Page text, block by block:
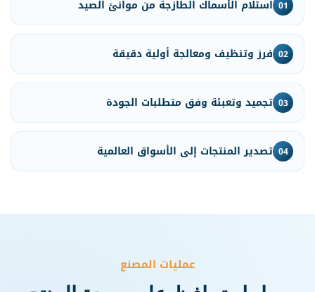
01 استلام الأسماك الطازجة من موانئ الصيد
02 فرز وتنظيف ومعالجة أولية دقيقة
03 تجميد وتعبئة وفق متطلبات الجودة
04 تصدير المنتجات إلى الأسواق العالمية
عمليات المصنع